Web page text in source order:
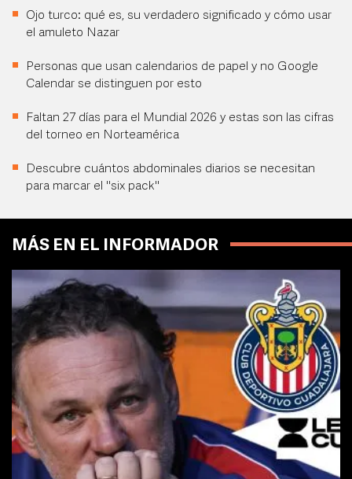
Ojo turco: qué es, su verdadero significado y cómo usar
el amuleto Nazar
Personas que usan calendarios de papel y no Google
Calendar se distinguen por esto
Faltan 27 días para el Mundial 2026 y estas son las cifras
del torneo en Norteamérica
Descubre cuántos abdominales diarios se necesitan
para marcar el "six pack"
MÁS EN EL INFORMADOR